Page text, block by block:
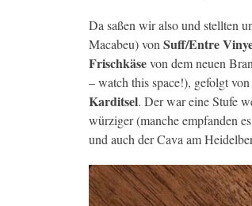
Da saßen wir also und stellten
Macabeu) von Suff/Entre
Frischkäsevon dem neuen
– watch this space!), gefolgt
Karditsel. Der war eine Stufe
würziger (manche empfanden
und auch der Cava am